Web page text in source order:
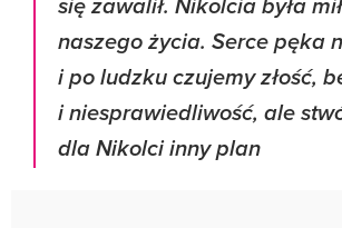
się zawalił. Nikolcia była
naszego życia. Serce pęka
i po ludzku czujemy złość,
i niesprawiedliwość, ale
dla Nikolci inny plan